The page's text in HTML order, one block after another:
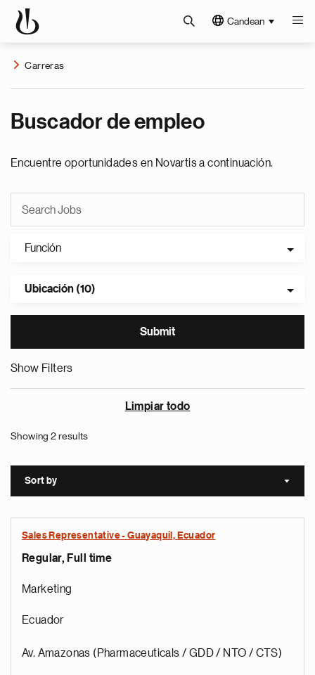
Candean
Carreras
Buscador de empleo
Encuentre oportunidades en Novartis a continuación.
Función
Ubicación (10)
Show Filters
Limpiar todo
Showing 2 results
Sort by Sort
Sales Representative - Guayaquil, Ecuador
Regular, Full time
Marketing
Ecuador
Av. Amazonas (Pharmaceuticals / GDD / NTO / CTS)